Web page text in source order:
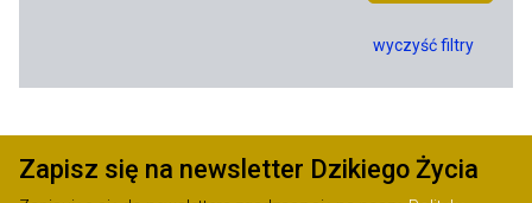
wyczyść filtry
Zapisz się na newsletter Dzikiego Życia